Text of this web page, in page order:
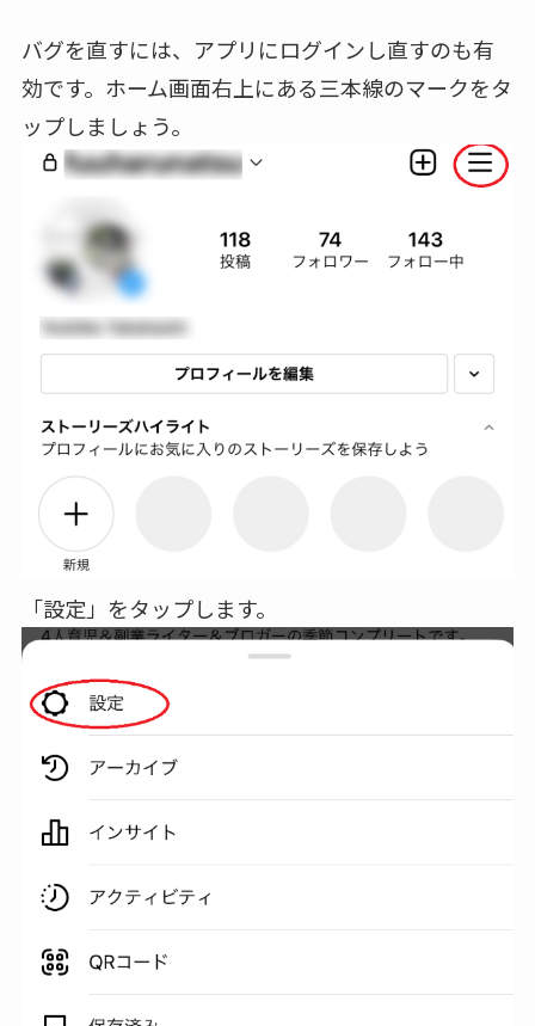
バグを直すには、アプリにログインし直すのも有
効です。ホーム画面右上にある三本線のマークをタ
ップしましょう。
「設定」をタップします。